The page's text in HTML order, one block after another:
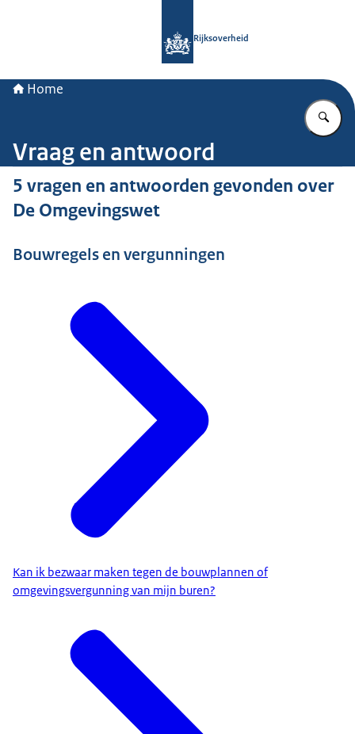
Rijksoverheid
Home
Vraag en antwoord
5 vragen en antwoorden gevonden over
De Omgevingswet
Bouwregels en vergunningen
Kan ik bezwaar maken tegen de bouwplannen of
omgevingsvergunning van mijn buren?